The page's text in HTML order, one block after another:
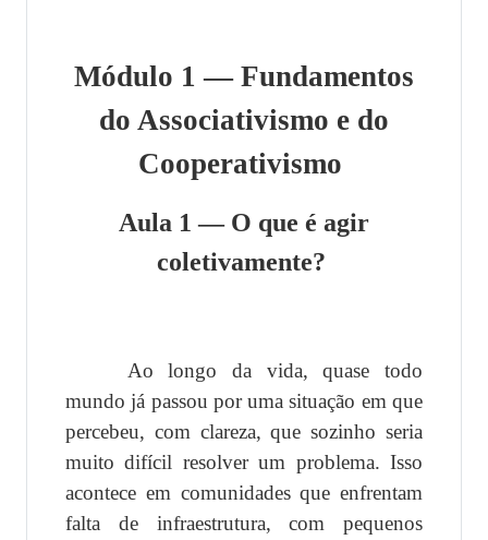
Módulo 1 — Fundamentos
do Associativismo e do
Cooperativismo
Aula 1 — O que é agir
coletivamente?
Ao longo da vida, quase todo
mundo já passou por uma situação em que
percebeu, com clareza, que sozinho seria
muito difícil resolver um problema. Isso
acontece em comunidades que enfrentam
falta de infraestrutura, com pequenos